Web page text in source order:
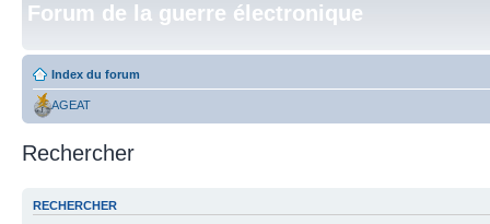
Forum de la guerre électronique
Index du forum
AGEAT
Rechercher
RECHERCHER